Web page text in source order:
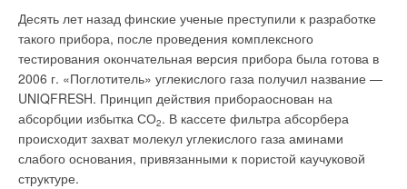
Десять лет назад финские ученые преступили к разработке
такого прибора, после проведения комплексного
тестирования окончательная версия прибора была готова в
2006 г. «Поглотитель» углекислого газа получил название —
UNIQFRESH. Принцип действия прибораоснован на
абсорбции избытка СО2. В кассете фильтра абсорбера
происходит захват молекул углекислого газа аминами
слабого основания, привязанными к пористой каучуковой
структуре.
фирменной продукции, отвечающей высочайшим
требованиям, предъявляемым к качеству.
Читайте по теме:
→
Особенности газовых проточных водонагревателей
DEMRAD
ЖУРНАЛ СОК ИЮНЬ 2009
→ Газовые проточные водонагреватели Demrad
расположения датчика значительна, либо рядом
располагается источник повышенной влажности, такой как
кухня или душевая. Если рассмотреть фотоэлектрические
датчики дыма, то они быстрее реагируют на тлеющие
пожары с их характерными частицами сгорания от 0,3 до 10
микрон. Этот тип датчика немедленно распознает густой
белый дым, однако на летучий черный дым, производимый
пластиком и резиной, реагирует медленнее.